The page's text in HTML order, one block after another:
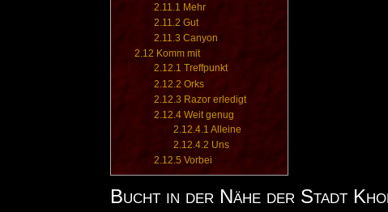
2.11.1 Mehr
2.11.2 Gut
2.11.3 Canyon
2.12 Komm mit
2.12.1 Treffpunkt
2.12.2 Orks
2.12.3 Razor erledigt
2.12.4 Weit genug
2.12.4.1 Alleine
2.12.4.2 Uns
2.12.5 Vorbei
Bucht in der Nähe der Stadt